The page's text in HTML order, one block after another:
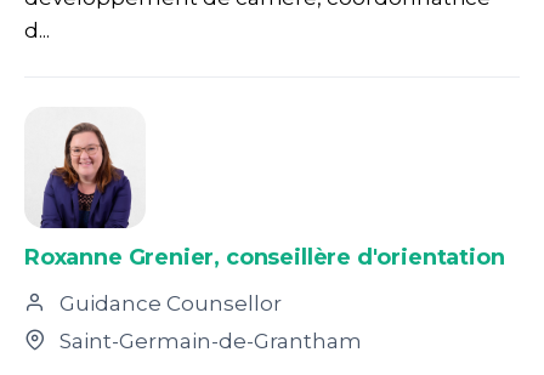
d...
Roxanne Grenier, conseillère d'orientation
Guidance Counsellor
Saint-Germain-de-Grantham